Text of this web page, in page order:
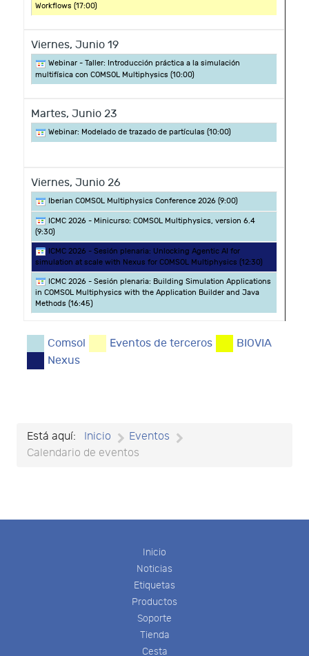
Workflows (17:00)
Viernes, Junio 19
Webinar - Taller: Introducción práctica a la simulación
multifísica con COMSOL Multiphysics (10:00)
Martes, Junio 23
Webinar: Modelado de trazado de partículas (10:00)
Viernes, Junio 26
Iberian COMSOL Multiphysics Conference 2026 (9:00)
ICMC 2026 - Minicurso: COMSOL Multiphysics, version 6.4
(9:30)
ICMC 2026 - Sesión plenaria: Unlocking Agentic AI for
simulation at scale with Nexus for COMSOL Multiphysics (12:30)
ICMC 2026 - Sesión plenaria: Building Simulation Applications
in COMSOL Multiphysics with the Application Builder and Java
Methods (16:45)
Comsol Eventos de terceros
BIOVIA
Nexus
Está aquí: Inicio
Eventos
Calendario de eventos
Inicio
Noticias
Etiquetas
Productos
Soporte
Tienda
Cesta